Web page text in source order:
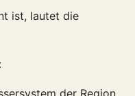
ist, lautet die
der Region